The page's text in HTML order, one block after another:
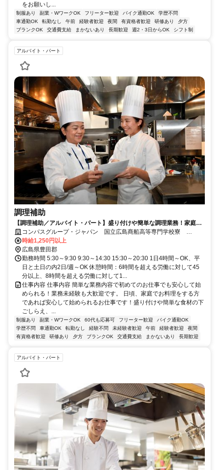
をお願いし...
制服あり 副業・WワークOK フリーター歓迎 バイク通勤OK
学歴不問
車通勤OK
転勤なし 午前 経験者歓迎 夜間 有資格者歓迎 研修あり
夕方
ブランクOK
交通費支給 まかないあり 長期歓迎 週2・3日からOK シフト制
アルバイト・パート
調理補助
【調理補助／アルバイト・パート】盛り付けや簡単な調理業務！家庭の
調理レベルでOK！
コンパスグループ・ジャパン 国立広島商船高等専門学校寮
35005_p
時給1,250円以上
広島県豊田郡
勤務時間 5:30～9:30 9:30～14:30 15:30～20:30 1日4時間～OK、平
日と土日の内2日/週～OK 休憩時間：6時間を超える労働に対して45
分以上、8時間を超える労働に対して1...
仕事内容 仕事内容 簡単な業務内容で初めてのお仕事でも安心して始
められる！業務未経験も大歓迎です。 日頃、家庭でお料理をする方
であれば安心して始められるお仕事です！盛り付けや簡単な食材の下
ごしらえ、...
制服あり 副業・WワークOK 60代も応募可 フリーター歓迎
バイク通勤OK
学歴不問
車通勤OK 転勤なし 経験不問 未経験者歓迎 午前 経験者歓迎
夜間
有資格者歓迎
研修あり 夕方 ブランクOK 交通費支給 まかないあり 長期歓迎
アルバイト・パート